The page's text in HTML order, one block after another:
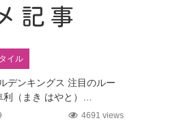
記事
イル
デンキングス 注目のルー
利（まき はやと）…
4691 views